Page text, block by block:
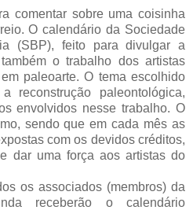
comentar sobre uma coisinha
O calendário da Sociedade
(SBP), feito para divulgar a
o trabalho dos artistas
paleoarte. O tema escolhido
reconstrução paleontológica,
envolvidos nesse trabalho. O
sendo que em cada mês as
com os devidos créditos,
dar uma força aos artistas do
os associados (membros) da
receberão o calendário